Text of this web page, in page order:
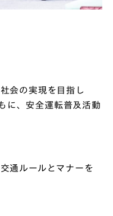
会の実現を目指し
に、安全運転普及活動
通ルールとマナーを